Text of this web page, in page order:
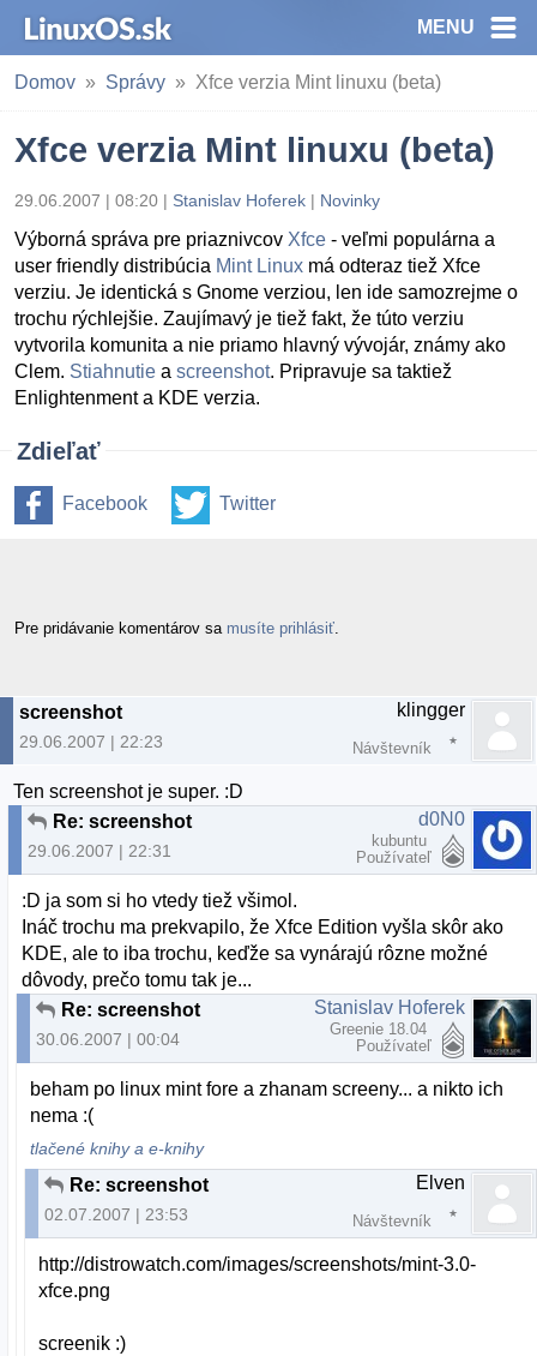
MENU
Domov Správy Xfce verzia Mint linuxu (beta)
Xfce verzia Mint linuxu (beta)
29.06.2007 | 08:20 | Stanislav Hoferek | Novinky
Výborná správa pre priaznivcov Xfce - veľmi populárna a
user friendly distribúcia Mint Linux má odteraz tiež Xfce
verziu. Je identická s Gnome verziou, len ide samozrejme o
trochu rýchlejšie. Zaujímavý je tiež fakt, že túto verziu
vytvorila komunita a nie priamo hlavný vývojár, známy ako
Clem. Stiahnutie a screenshot. Pripravuje sa taktiež
Enlightenment a KDE verzia.
Zdieľať
Facebook Twitter
Pre pridávanie komentárov sa musíte prihlásiť
screenshot
29.06.2007 | 22:23
klingger
Návštevník
Ten screenshot je super. :D
Re: screenshot
29.06.2007 | 22:31
d0N0
kubuntu
Používateľ
:D ja som si ho vtedy tiež všimol.
Ináč trochu ma prekvapilo, že Xfce Edition vyšla skôr ako
KDE, ale to iba trochu, keďže sa vynárajú rôzne možné
dôvody, prečo tomu tak je...
Re: screenshot
30.06.2007 | 00:04
Stanislav Hoferek
Greenie 18.04
Používateľ
beham po linux mint fore a zhanam screeny... a nikto ich
nema :(
tlačené knihy a e-knihy
Re: screenshot
02.07.2007 | 23:53
Elven
Návštevník
http://distrowatch.com/images/screenshots/mint-3.0-
xfce.png
screenik :)